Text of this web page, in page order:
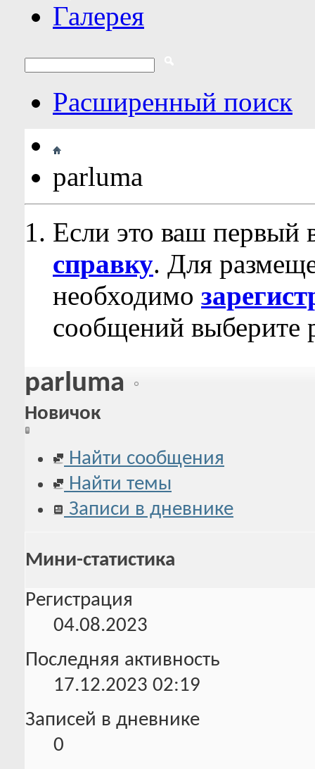
Галерея
Расширенный поиск
parluma
Если это ваш первый
справку. Для
необходимо
сообщений выберите
parluma
Новичок
Найти сообщения
Найти темы
Записи в дневнике
Мини-статистика
Регистрация
04.08.2023
Последняя активность
17.12.2023 02:19
Записей в дневнике
0